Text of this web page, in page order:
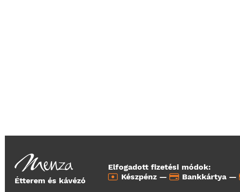
Étterem és kávézó
Elfogadott fizetési módok:
Készpénz —
Bankkártya —